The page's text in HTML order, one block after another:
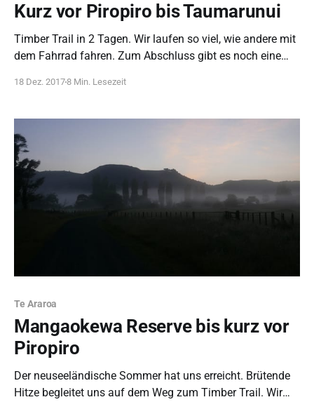
Kurz vor Piropiro bis Taumarunui
Timber Trail in 2 Tagen. Wir laufen so viel, wie andere mit
dem Fahrrad fahren. Zum Abschluss gibt es noch eine
18 Dez. 20178 Min. Lesezeit
Te Araroa
Mangaokewa Reserve bis kurz vor
Piropiro
Der neuseeländische Sommer hat uns erreicht. Brütende
Hitze begleitet uns auf dem Weg zum Timber Trail. Wir